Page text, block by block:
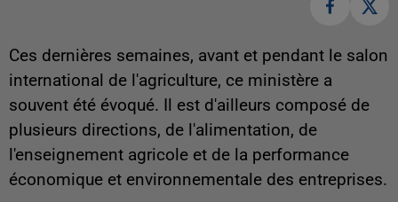
Ces dernières semaines, avant et pendant le salon
international de l'agriculture, ce ministère a
souvent été évoqué. Il est d'ailleurs composé de
plusieurs directions, de l'alimentation, de
l'enseignement agricole et de la performance
économique et environnementale des entreprises.